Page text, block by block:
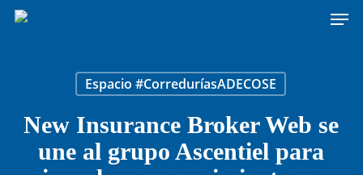
Skip
Espacio #CorreduríasADECOSE
New Insurance Broker Web se
une al grupo Ascentiel para